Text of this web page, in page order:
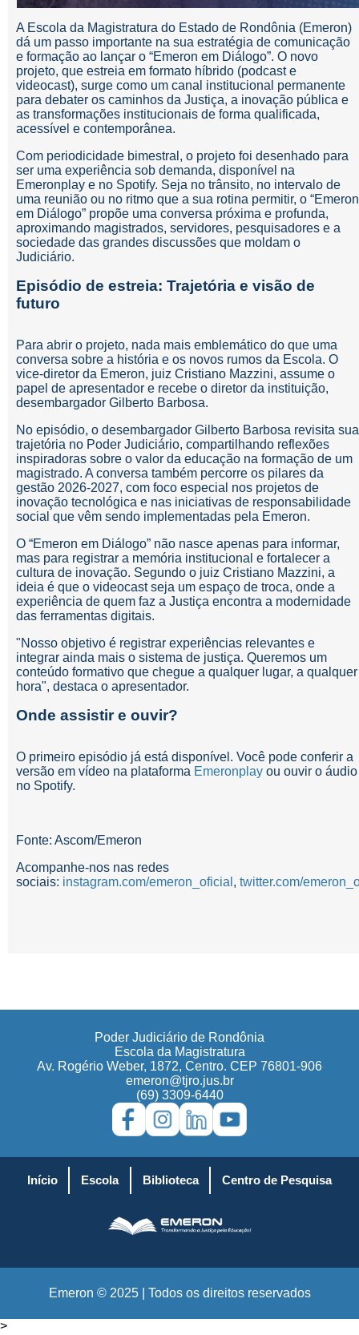
A Escola da Magistratura do Estado de Rondônia (Emeron)
dá um passo importante na sua estratégia de comunicação
e formação ao lançar o “Emeron em Diálogo”. O novo
projeto, que estreia em formato híbrido (podcast e
videocast), surge como um canal institucional permanente
para debater os caminhos da Justiça, a inovação pública e
as transformações institucionais de forma qualificada,
acessível e contemporânea.
Com periodicidade bimestral, o projeto foi desenhado para
ser uma experiência sob demanda, disponível na
Emeronplay e no Spotify. Seja no trânsito, no intervalo de
uma reunião ou no ritmo que a sua rotina permitir, o “Emeron
em Diálogo” propõe uma conversa próxima e profunda,
aproximando magistrados, servidores, pesquisadores e a
sociedade das grandes discussões que moldam o
Judiciário.
Episódio de estreia: Trajetória e visão de
futuro
Para abrir o projeto, nada mais emblemático do que uma
conversa sobre a história e os novos rumos da Escola. O
vice-diretor da Emeron, juiz Cristiano Mazzini, assume o
papel de apresentador e recebe o diretor da instituição,
desembargador Gilberto Barbosa.
No episódio, o desembargador Gilberto Barbosa revisita sua
trajetória no Poder Judiciário, compartilhando reflexões
inspiradoras sobre o valor da educação na formação de um
magistrado. A conversa também percorre os pilares da
gestão 2026-2027, com foco especial nos projetos de
inovação tecnológica e nas iniciativas de responsabilidade
social que vêm sendo implementadas pela Emeron.
O “Emeron em Diálogo” não nasce apenas para informar,
mas para registrar a memória institucional e fortalecer a
cultura de inovação. Segundo o juiz Cristiano Mazzini, a
ideia é que o videocast seja um espaço de troca, onde a
experiência de quem faz a Justiça encontra a modernidade
das ferramentas digitais.
"Nosso objetivo é registrar experiências relevantes e
integrar ainda mais o sistema de justiça. Queremos um
conteúdo formativo que chegue a qualquer lugar, a qualquer
hora", destaca o apresentador.
Onde assistir e ouvir?
O primeiro episódio já está disponível. Você pode conferir a
versão em vídeo na plataforma Emeronplay ou ouvir o áudio
no Spotify.
Fonte: Ascom/Emeron
Acompanhe-nos nas redes
sociais: instagram.com/emeron_oficial , twitter.com/
Poder Judiciário de Rondônia
Escola da Magistratura
Av. Rogério Weber, 1872, Centro. CEP 76801-906
emeron@tjro.jus.br
(69) 3309-6440
Início Escola Biblioteca Centro de Pesquisa
Emeron © 2025 | Todos os direitos reservados
>